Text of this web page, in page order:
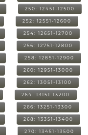
250: 12451-12500
252: 12551-12600
254: 12651-12700
256: 12751-12800
258: 12851-12900
260: 12951-13000
262: 13051-13100
264: 13151-13200
266: 13251-13300
268: 13351-13400
270: 13451-13500